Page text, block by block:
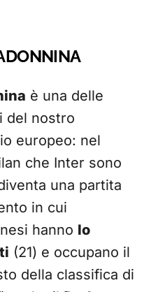
è una delle
del nostro
europeo: nel
che Inter sono
una partita
in cui
hanno lo
(21) e occupano il
della classifica di